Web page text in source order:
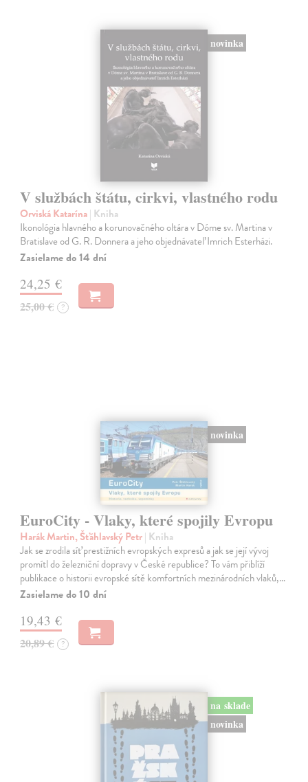
novinka
V službách štátu, cirkvi, vlastného rodu
Orviská Katarína| Kniha
Ikonológia hlavného a korunovačného oltára v Dóme sv. Martina v
Bratislave od G. R. Donnera a jeho objednávateľ Imrich Esterházi.
Zasielame do 14 dní
24,25 €
25,00 € ?
novinka
EuroCity - Vlaky, které spojily Evropu
Harák Martin, Šťáhlavský Petr| Kniha
Jak se zrodila síť prestižních evropských expresů a jak se její vývoj
promítl do železniční dopravy v České republice? To vám přiblíží
publikace o historii evropské sítě komfortních mezinárodních vlaků,…
Zasielame do 10 dní
19,43 €
20,89 € ?
na sklade
novinka